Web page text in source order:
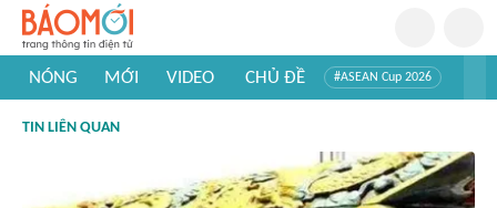
NÓNG MỚI VIDEO CHỦ ĐỀ #ASEAN Cup 2026
#Khám phá thế giới
TIN LIÊN QUAN